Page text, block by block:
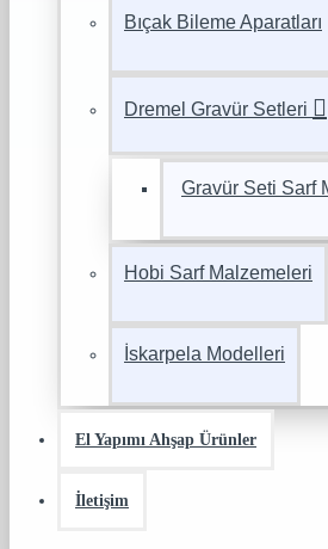
Bıçak Bileme Aparatları
Dremel Gravür Setleri
Gravür Seti Sarf
Hobi Sarf Malzemeleri
İskarpela Modelleri
El Yapımı Ahşap Ürünler
İletişim